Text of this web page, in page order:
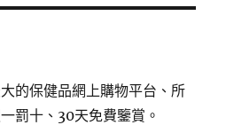
的保健品網上購物平台、所
罰十、30天免費鑒賞。